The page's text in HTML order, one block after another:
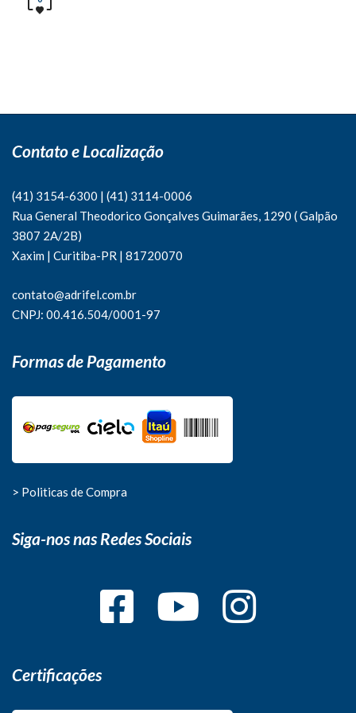
Contato e Localização
(41) 3154-6300 | (41) 3114-0006
Rua General Theodorico Gonçalves Guimarães, 1290 ( Galpão
3807 2A/2B)
Xaxim | Curitiba-PR | 81720070
contato@adrifel.com.br
CNPJ: 00.416.504/0001-97
Formas de Pagamento
> Politicas de Compra
Siga-nos nas Redes Sociais
Certificações